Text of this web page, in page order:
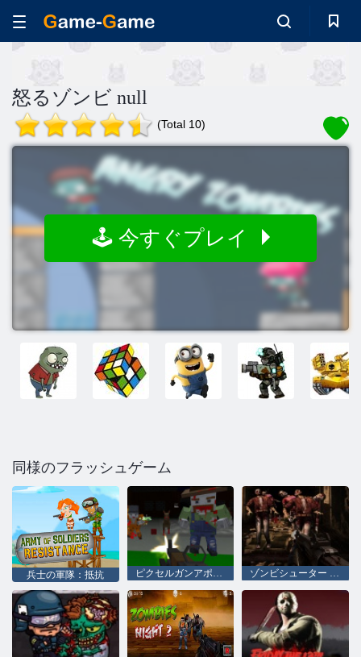
怒るゾンビ null
(Total 10)
🕹️ 今すぐプレイ
同様のフラッシュゲーム
兵士の軍隊：抵抗 ピクセルガンアポカリプス6 ゾンビシューター 3D